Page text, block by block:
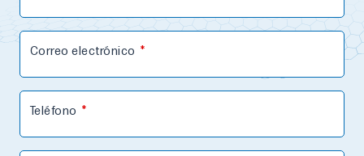
Correo electrónico
Teléfono